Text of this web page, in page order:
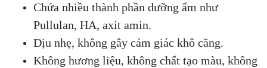
Chứa nhiều thành phần dưỡng ẩm như
Pullulan, HA, axit amin.
Dịu nhẹ, không gây cảm giác khô căng.
Không hương liệu, không chất tạo màu, không